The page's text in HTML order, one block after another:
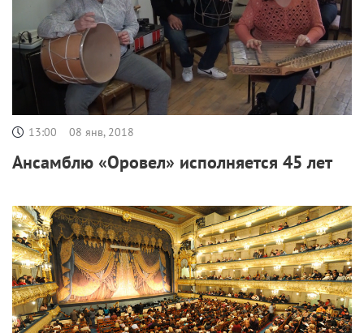
13:00 08 янв, 2018
Ансамблю «Оровел» исполняется 45 лет